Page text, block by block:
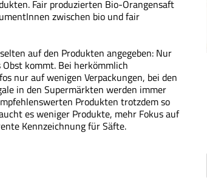
Fair produzierten Bio-Orangensaft
zwischen bio und fair
auf den Produkten angegeben: Nur
kommt. Bei herkömmlich
nur auf wenigen Verpackungen, bei den
in den Supermärkten werden immer
Produkten trotzdem so
es weniger Produkte, mehr Fokus auf
Kennzeichnung für Säfte.